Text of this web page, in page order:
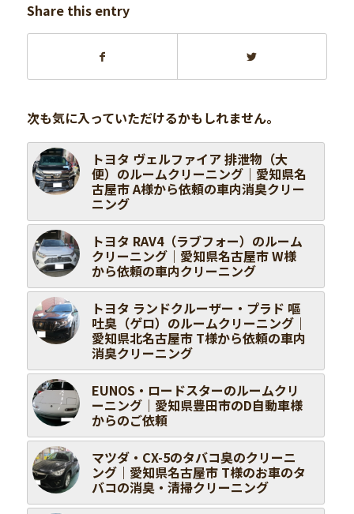
Share this entry
次も気に入っていただけるかもしれません。
トヨタ ヴェルファイア 排泄物（大
便）のルームクリーニング｜愛知県名
古屋市 A様から依頼の車内消臭クリー
ニング
トヨタ RAV4（ラブフォー）のルーム
クリーニング｜愛知県名古屋市 W様
から依頼の車内クリーニング
トヨタ ランドクルーザー・プラド 嘔
吐臭（ゲロ）のルームクリーニング｜
愛知県北名古屋市 T様から依頼の車内
消臭クリーニング
EUNOS・ロードスターのルームクリ
ーニング｜愛知県豊田市のD自動車様
からのご依頼
マツダ・CX-5のタバコ臭のクリーニ
ング｜愛知県名古屋市 T様のお車のタ
バコの消臭・清掃クリーニング